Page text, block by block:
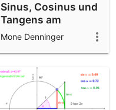
Sinus, Cosinus und
Tangens am
Einheitskreis
Mone Denninger